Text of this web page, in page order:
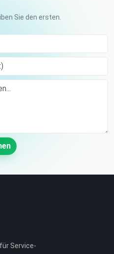
Sie den ersten.
Service-